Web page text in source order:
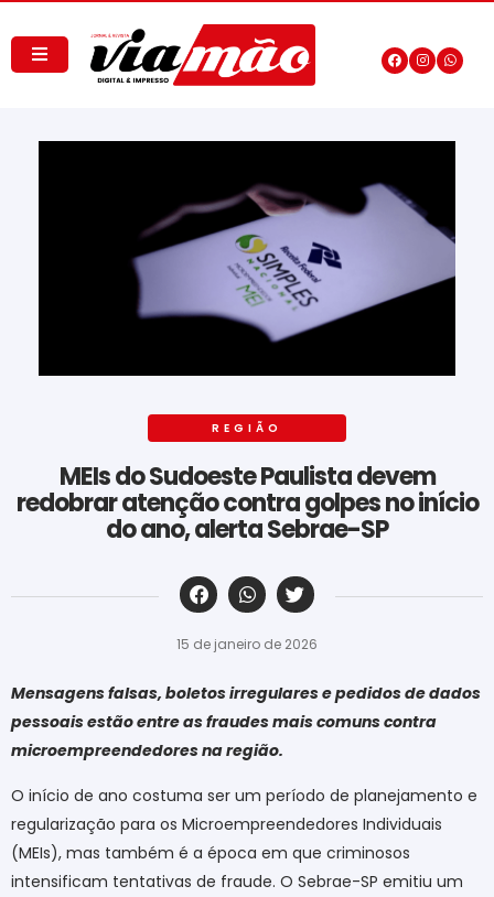
REGIÃO
MEIs do Sudoeste Paulista devem
redobrar atenção contra golpes no início
do ano, alerta Sebrae-SP
‎ ‎ ‎ ‎ ‎ ‎ ‎ ‎ ‎ ‎ ‎ ‎ ‎ ‎ ‎ ‎ ‎ ‎ ‎ ‎ ‎ ‎ ‎ ‎ ‎ ‎ ‎ ‎ ‎ ‎ ‎
15 de janeiro de 2026
Mensagens falsas, boletos irregulares e pedidos de dados
pessoais estão entre as fraudes mais comuns contra
microempreendedores na região.
O início de ano costuma ser um período de planejamento e
regularização para os Microempreendedores Individuais
(MEIs), mas também é a época em que criminosos
intensificam tentativas de fraude. O Sebrae-SP emitiu um